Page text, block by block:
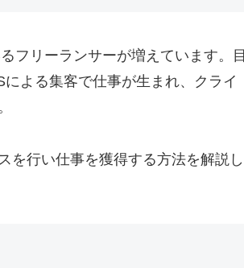
フリーランサーが増えています。目
よる集客で仕事が生まれ、クライ
を行い仕事を獲得する方法を解説し